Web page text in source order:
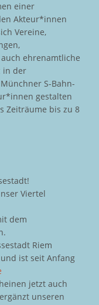
einer
Akteur*innen
Vereine,
ehrenamtliche
in der
S-Bahn-
gestalten
Zeiträume bis zu 8
Viertel
dem
Riem
ist seit Anfang
jetzt auch
unseren